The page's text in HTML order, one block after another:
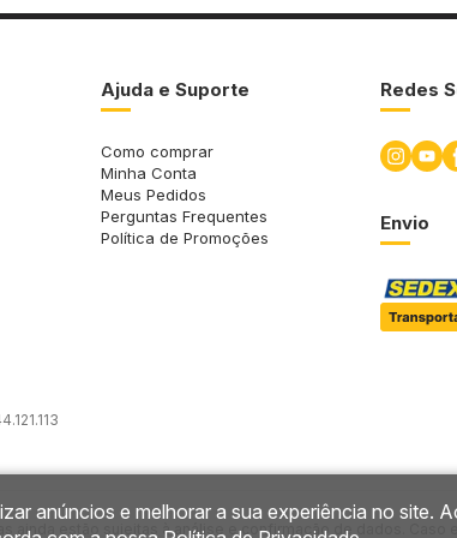
Ajuda e Suporte
Como comprar
Minha Conta
Meus Pedidos
Perguntas Frequentes
Política de Promoções
Redes
Envio
estão sujeitas à análise e confirmação de dados. Caso
anúncios e melhorar a sua experiência no site.